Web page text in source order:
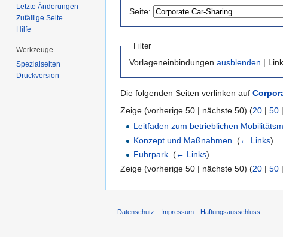
Seite:
Filter
Vorlageneinbindungen ausblenden |
Die folgenden Seiten verlinken auf
Zeige (vorherige 50 | nächste 50) (20 | 50 |
Leitfaden zum betrieblichen
Konzept und Maßnahmen ‎(← Links)
Fuhrpark ‎(← Links)
Zeige (vorherige 50 | nächste 50) (20 | 50 |
Letzte Änderungen
Zufällige Seite
Hilfe
Werkzeuge
Spezialseiten
Druckversion
Datenschutz Impressum Haftungsausschluss